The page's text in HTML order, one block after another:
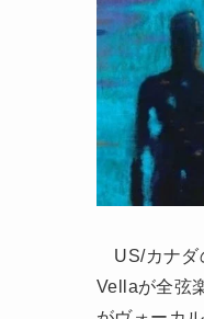
US/カナダ
Vellaが全弦